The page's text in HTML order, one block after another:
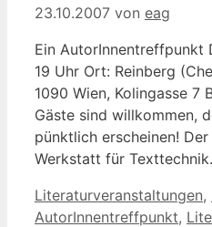
23.10.2007 von eag
Ein AutorInnentreffpunkt
19 Uhr Ort: Reinberg
1090 Wien, Kolingasse 7
Gäste sind willkommen,
pünktlich erscheinen!
Werkstatt für Texttechnik.
Kategorien
Literaturveranstaltungen,
AutorInnentreffpunkt,